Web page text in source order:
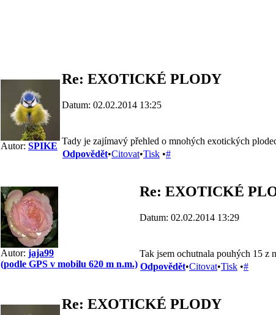
Autor: SPIKE
Re: EXOTICKÉ PLODY
Datum: 02.02.2014 13:25
Tady je zajímavý přehled o mnohých exotických
Odpovědět•Citovat•Tisk •#
Autor: jaja99
(podle GPS v mobilu 620 m n.m.)
Re: EXOTICKÉ
Datum: 02.02.2014 13:29
Tak jsem ochutnala pouhých 15 z
Odpovědět•Citovat•Tisk •#
Re: EXOTICKÉ PLODY